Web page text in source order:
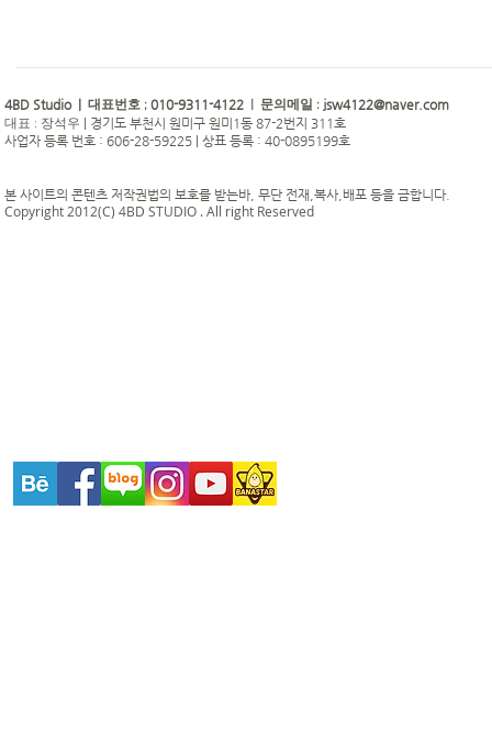
4BD Studio | 대표번호 ; 010-9311-4122 | 문의메일 : jsw4122@naver.com
대표 : 장석우
경기도 부천시 원미구 원미1동 87-2번지 311호
사업자 등록 번호 : 606-28-59225 | 상표 등록 : 40-0895199호
본 사이트의 콘텐츠 저작권법의 보호를 받는바, 무단 전재,복사,배포 등을 금합니다.
Copyright 2012(C) 4BD STUDIO . All right Reserved